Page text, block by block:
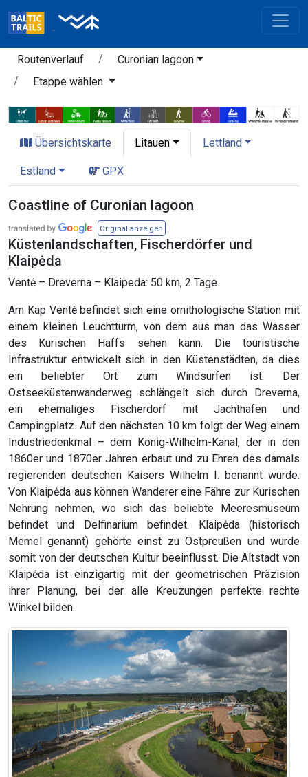
Routenverlauf
Curonian lagoon
Etappe wählen
Übersichtskarte Litauen Lettland
Estland GPX
Coastline of Curonian lagoon
Original anzeigen
Küstenlandschaften, Fischerdörfer und
Klaipėda
Ventė – Dreverna – Klaipeda: 50 km, 2 Tage.
Am Kap Ventė befindet sich eine ornithologische Station mit
einem kleinen Leuchtturm, von dem aus man das Wasser
des Kurischen Haffs sehen kann. Die touristische
Infrastruktur entwickelt sich in den Küstenstädten, da dies
ein beliebter Ort zum Windsurfen ist. Der
Ostseeküstenwanderweg schlängelt sich durch Dreverna,
ein ehemaliges Fischerdorf mit Jachthafen und
Campingplatz. Auf den nächsten 10 km folgt der Weg einem
Industriedenkmal – dem König-Wilhelm-Kanal, der in den
1860er und 1870er Jahren erbaut und zu Ehren des damals
regierenden deutschen Kaisers Wilhelm I. benannt wurde.
Von Klaipėda aus können Wanderer eine Fähre zur Kurischen
Nehrung nehmen, wo sich das beliebte Meeresmuseum
befindet und Delfinarium befindet. Klaipėda (historisch
Memel genannt) gehörte einst zu Ostpreußen und wurde
somit von der deutschen Kultur beeinflusst. Die Altstadt von
Klaipėda ist einzigartig mit der geometrischen Präzision
ihrer Planung, bei der alle Kreuzungen perfekte rechte
Winkel bilden.